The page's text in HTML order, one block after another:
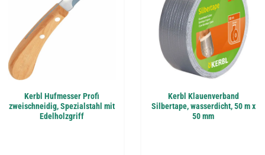
Kerbl Hufmesser Profi
zweischneidig, Spezialstahl mit
Edelholzgriff
Kerbl Klauenverband
Silbertape, wasserdicht, 50 m x
50 mm